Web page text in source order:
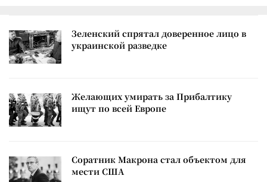
Зеленский спрятал доверенное лицо в
украинской разведке
Желающих умирать за Прибалтику
ищут по всей Европе
Соратник Макрона стал объектом для
мести США